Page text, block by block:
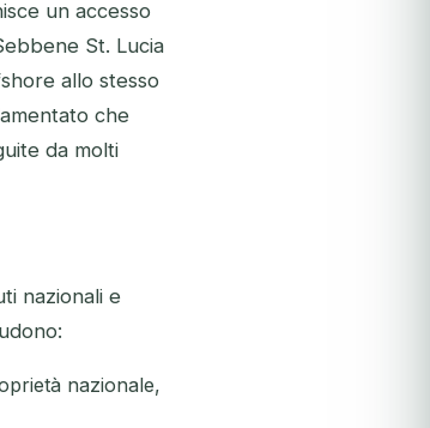
un accesso
St. Lucia
allo stesso
che
da molti
nazionali e
nazionale,